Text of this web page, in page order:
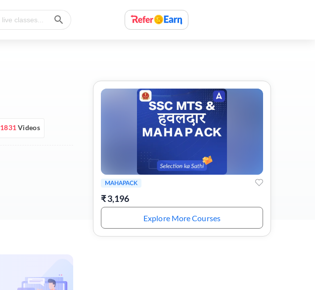
1831Videos
MAHAPACK
₹3,196
Explore More Courses